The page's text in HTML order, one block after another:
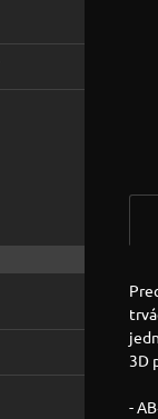
3D
-